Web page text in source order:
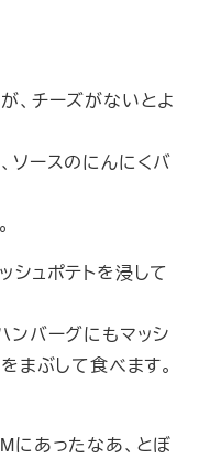
、チーズがないとよ
ソースのにんにくバ
シュポテトを浸して
ンバーグにもマッシ
まぶして食べます。
あったなあ、とぼ